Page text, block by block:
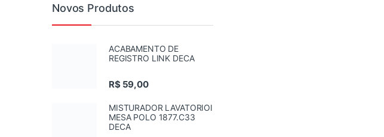
Novos Produtos
ACABAMENTO DE
REGISTRO LINK DECA
R$59,00
MISTURADOR LAVATORIOI
MESA POLO 1877.C33
DECA